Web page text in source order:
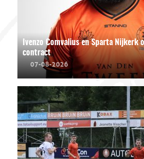
Ivenzo Comvalius en Sparta Nijkerk
contract
07-08-2026